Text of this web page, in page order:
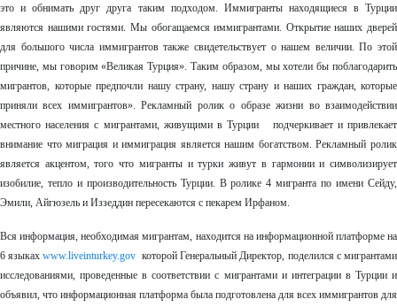
это и обнимать друг друга таким подходом. Иммигранты находящиеся в Турции
являются нашими гостями. Мы обогащаемся иммигрантами. Открытие наших дверей
для большого числа иммигрантов также свидетельствует о нашем величии. По этой
причине, мы говорим «Великая Турция». Таким образом, мы хотели бы поблагодарить
мигрантов, которые предпочли нашу страну, нашу страну и наших граждан, которые
приняли всех иммигрантов». Рекламный ролик о образе жизни во взаимодействии
местного населения с мигрантами, живущими в Турции подчеркивает и привлекает
внимание что миграция и иммиграция является нашим богатством. Рекламный ролик
является акцентом, того что мигранты и турки живут в гармонии и символизирует
изобилие, тепло и производительность Турции. В ролике 4 мигранта по имени Сейду,
Эмили, Айгюзель и Иззеддин пересекаются с пекарем Ирфаном.
Вся информация, необходимая мигрантам, находится на информационной платформе на
6 языкахwww.liveinturkey.gov которой Генеральный Директор, поделился с мигрантами
исследованиями, проведенные в соответствии с мигрантами и интеграции в Турции и
объявил, что информационная платформа была подготовлена для всех иммигрантов для